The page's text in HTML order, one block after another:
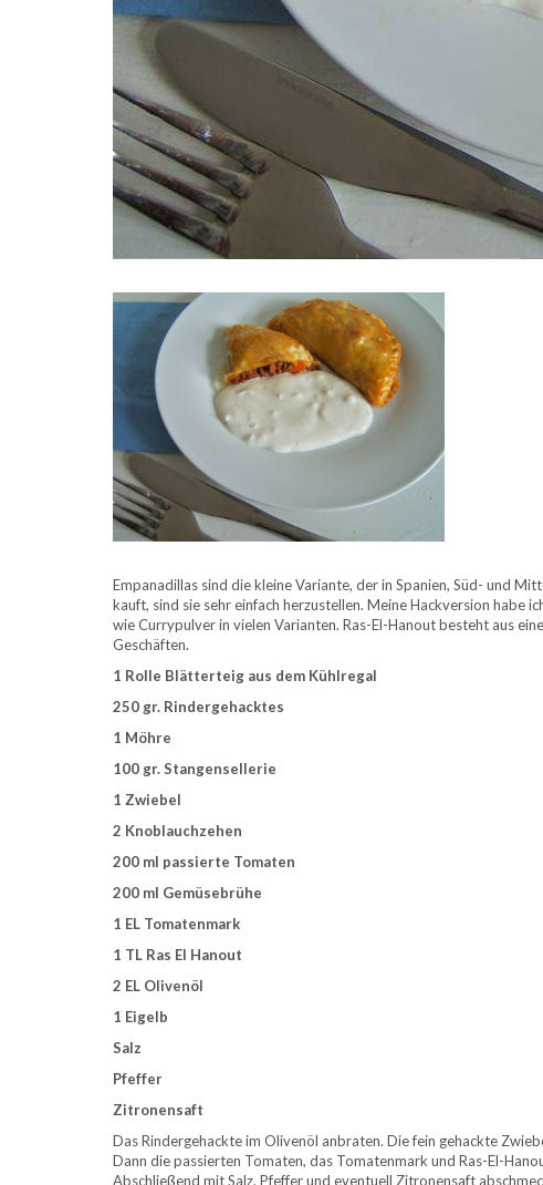
Empanadillas sind die kleine Variante, der in Spanien, Süd- und
kauft, sind sie sehr einfach herzustellen. Meine Hackversion habe
wie Currypulver in vielen Varianten. Ras-El-Hanout besteht aus
Geschäften.
1 Rolle Blätterteig aus dem Kühlregal
250 gr. Rindergehacktes
1 Möhre
100 gr. Stangensellerie
1 Zwiebel
2 Knoblauchzehen
200 ml passierte Tomaten
200 ml Gemüsebrühe
1 EL Tomatenmark
1 TL Ras El Hanout
2 EL Olivenöl
1 Eigelb
Salz
Pfeffer
Zitronensaft
Das Rindergehackte im Olivenöl anbraten. Die fein gehackte
Dann die passierten Tomaten, das Tomatenmark und Ras-El-
Abschließend mit Salz, Pfeffer und eventuell Zitronensaft